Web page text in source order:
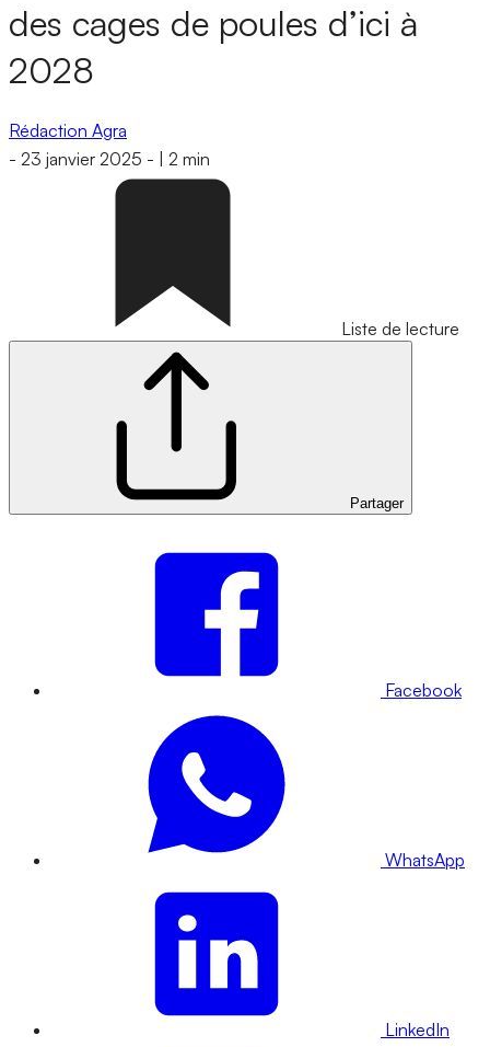
des cages de poules d’ici à
2028
Rédaction Agra
- 23 janvier 2025 - 2 min
Liste de lecture
Partager
Facebook
WhatsApp
LinkedIn